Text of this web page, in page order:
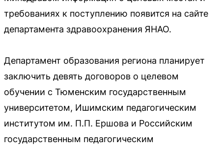
требованиях к поступлению появится на сайте
департамента здравоохранения ЯНАО.
Департамент образования региона планирует
заключить девять договоров о целевом
обучении с Тюменским государственным
университетом, Ишимским педагогическим
институтом им. П.П. Ершова и Российским
государственным педагогическим